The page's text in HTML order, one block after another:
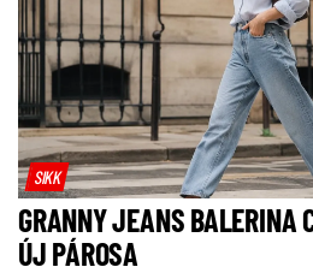
SIKK
GRANNY JEANS BALERINA
ÚJ PÁROSA